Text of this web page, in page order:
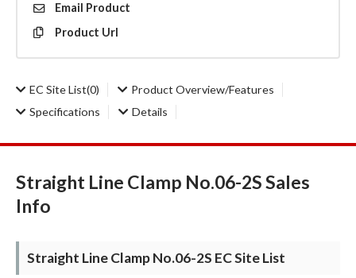
Email Product
Product Url
EC Site List(0)
Product Overview/Features
Specifications
Details
Straight Line Clamp No.06-2S Sales
Info
Straight Line Clamp No.06-2S EC Site List